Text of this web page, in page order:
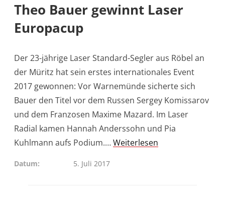
Theo Bauer gewinnt Laser
Europacup
Der 23-jährige Laser Standard-Segler aus Röbel an
der Müritz hat sein erstes internationales Event
2017 gewonnen: Vor Warnemünde sicherte sich
Bauer den Titel vor dem Russen Sergey Komissarov
und dem Franzosen Maxime Mazard. Im Laser
Radial kamen Hannah Anderssohn und Pia
Kuhlmann aufs Podium.…Weiterlesen
Datum 5. Juli 2017